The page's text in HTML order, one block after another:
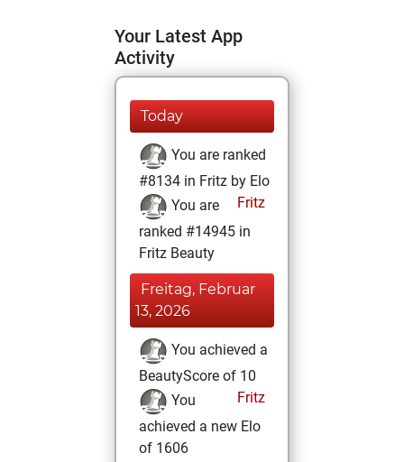
Your Latest App
Activity
Today
You are ranked
#8134 in Fritz by Elo
Fritz
You are
ranked #14945 in
Fritz Beauty
Freitag, Februar
13, 2026
You achieved a
BeautyScore of 10
Fritz
You
achieved a new Elo
of 1606